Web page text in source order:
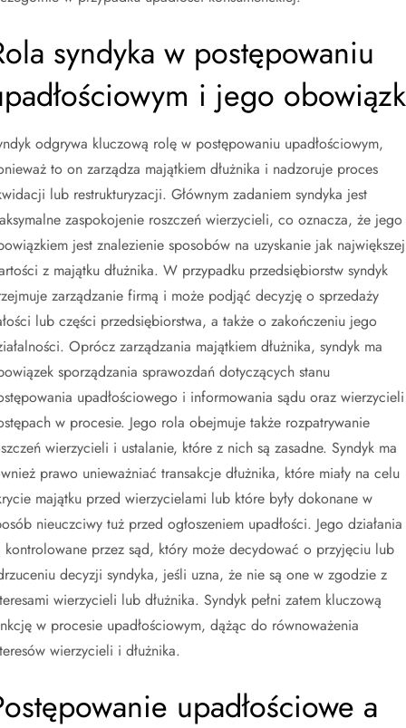
syndyka w postępowaniu
i jego
odgrywa kluczową rolę w postępowaniu upadłościowym,
to on zarządza majątkiem dłużnika i nadzoruje proces
lub restrukturyzacji. Głównym zadaniem syndyka jest
zaspokojenie roszczeń wierzycieli, co oznacza, że jego
jest znalezienie sposobów na uzyskanie jak największej
z majątku dłużnika. W przypadku przedsiębiorstw syndyk
zarządzanie firmą i może podjąć decyzję o sprzedaży
lub części przedsiębiorstwa, a także o zakończeniu jego
Oprócz zarządzania majątkiem dłużnika, syndyk ma
sporządzania sprawozdań dotyczących stanu
upadłościowego i informowania sądu oraz
w procesie. Jego rola obejmuje także rozpatrywanie
wierzycieli i ustalanie, które z nich są zasadne. Syndyk ma
prawo unieważniać transakcje dłużnika, które miały na celu
majątku przed wierzycielami lub które były dokonane w
nieuczciwy tuż przed ogłoszeniem upadłości. Jego działania
kontrolowane przez sąd, który może decydować o przyjęciu lub
decyzji syndyka, jeśli uzna, że nie są one w zgodzie z
wierzycieli lub dłużnika. Syndyk pełni zatem kluczową
w procesie upadłościowym, dążąc do równoważenia
wierzycieli i dłużnika.
upadłościowe a